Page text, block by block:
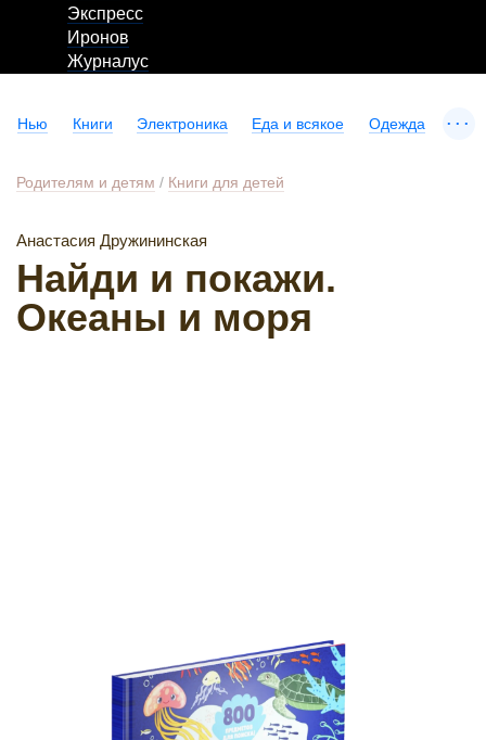
Экспресс
Иронов
Журналус
Нью Книги Электроника Еда и всякое Одежда ...
Родителям и детям / Книги для детей
Анастасия Дружининская
Найди и покажи.
Океаны и моря